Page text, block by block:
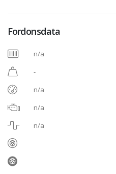
Fordonsdata
n/a
-
n/a
n/a
n/a